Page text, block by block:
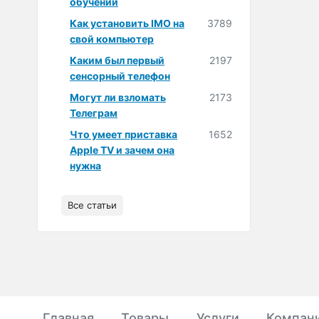
Как установить IMO на
свой компьютер
3789
Каким был первый
сенсорный телефон
2197
Могут ли взломать
Телеграм
2173
Что умеет приставка
Apple TV и зачем она
нужна
1652
Все статьи